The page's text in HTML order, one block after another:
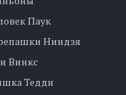
Паук
Ниндзя
Винкс
Тедди